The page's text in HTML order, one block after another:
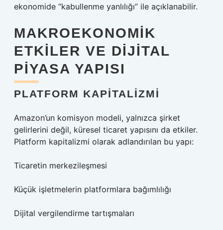
ekonomide “kabullenme yanlılığı” ile açıklanabilir.
MAKROEKONOMIK
ETKILER VE DIJITAL
PIYASA YAPISI
PLATFORM KAPITALIZMI
Amazon’un komisyon modeli, yalnızca şirket
gelirlerini değil, küresel ticaret yapısını da etkiler.
Platform kapitalizmi olarak adlandırılan bu yapı:
Ticaretin merkezileşmesi
Küçük işletmelerin platformlara bağımlılığı
Dijital vergilendirme tartışmaları